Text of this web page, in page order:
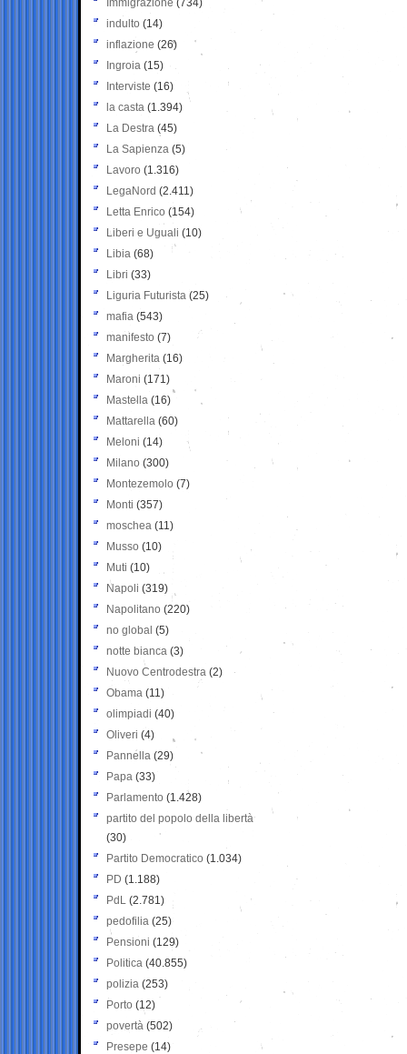
Immigrazione (734)
indulto (14)
inflazione (26)
Ingroia (15)
Interviste (16)
la casta (1.394)
La Destra (45)
La Sapienza (5)
Lavoro (1.316)
LegaNord (2.411)
Letta Enrico (154)
Liberi e Uguali (10)
Libia (68)
Libri (33)
Liguria Futurista (25)
mafia (543)
manifesto (7)
Margherita (16)
Maroni (171)
Mastella (16)
Mattarella (60)
Meloni (14)
Milano (300)
Montezemolo (7)
Monti (357)
moschea (11)
Musso (10)
Muti (10)
Napoli (319)
Napolitano (220)
no global (5)
notte bianca (3)
Nuovo Centrodestra (2)
Obama (11)
olimpiadi (40)
Oliveri (4)
Pannella (29)
Papa (33)
Parlamento (1.428)
partito del popolo della libertà
(30)
Partito Democratico (1.034)
PD (1.188)
PdL (2.781)
pedofilia (25)
Pensioni (129)
Politica (40.855)
polizia (253)
Porto (12)
povertà (502)
Presepe (14)